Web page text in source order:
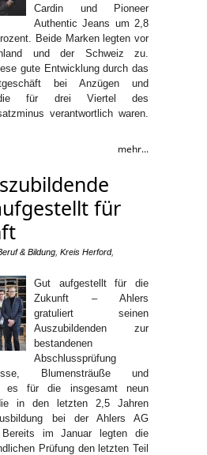
Cardin und Pioneer
Authentic Jeans um 2,8
Beide Marken legten vor
und der Schweiz zu.
gute Entwicklung durch das
bei Anzügen und
die für drei Viertel des
verantwortlich waren.
mehr...
für
& Bildung Kreis Herford,
Gut aufgestellt für die
Zukunft – Ahlers
gratuliert seinen
Auszubildenden zur
bestandenen
Abschlussprüfung
Blumensträuße und
es für die insgesamt neun
in den letzten 2,5 Jahren
bei der Ahlers AG
im Januar legten die
Prüfung den letzten Teil